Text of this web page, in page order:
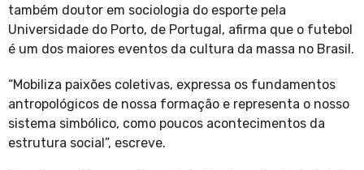
também doutor em sociologia do esporte pela
Universidade do Porto, de Portugal, afirma que o futebol
é um dos maiores eventos da cultura da massa no Brasil.
“Mobiliza paixões coletivas, expressa os fundamentos
antropológicos de nossa formação e representa o nosso
sistema simbólico, como poucos acontecimentos da
estrutura social”, escreve.